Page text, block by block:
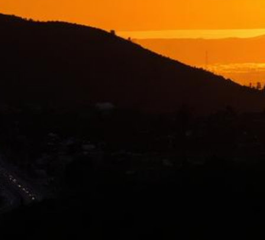
Abogado de Ley Limón en Hayward